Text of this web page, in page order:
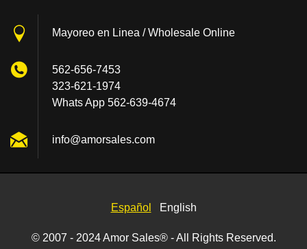
Mayoreo en Linea / Wholesale Online
562-656-7453
323-621-1974
Whats App 562-639-4674
info@amorsales.com
Español English
© 2007 - 2024 Amor Sales® - All Rights Reserved.